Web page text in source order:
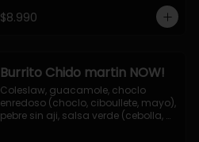
$8.990
Burrito Chido martin NOW!
Coleslaw, guacamole, choclo
enredoso (choclo, ciboullete, mayo),
pebre sin aji, salsa verde (cebolla,